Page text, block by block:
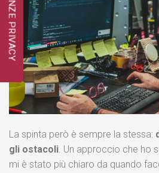
La spinta però è sempre la stessa:
gli ostacoli. Un approccio che ho
mi è stato più chiaro da quando